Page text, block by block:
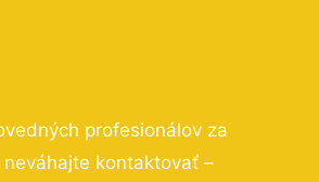
profesionálov za
kontaktovať –